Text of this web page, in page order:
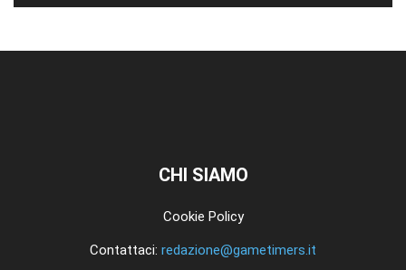
CHI SIAMO
Cookie Policy
Contattaci: redazione@gametimers.it